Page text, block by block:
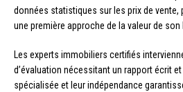
données statistiques sur les prix de vente,
une première approche de la valeur de son
Les experts immobiliers certifiés
d’évaluation nécessitant un rapport écrit
spécialisée et leur indépendance